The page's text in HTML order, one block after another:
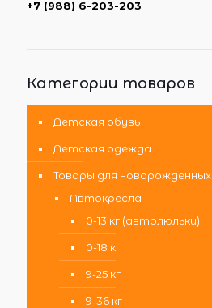
+7 (988) 6-203-203
Категории товаров
Детская обувь
Детская одежда
Товары для новорожденных
Автокресла
0-13 кг (автолюльки)
0-18 кг
9-25 кг
9-36 кг